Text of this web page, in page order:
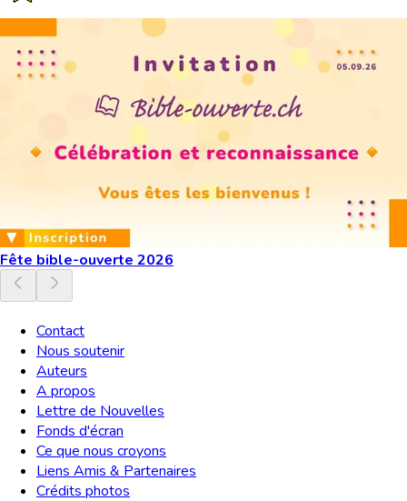
Fête bible-ouverte 2026
Contact
Nous soutenir
Auteurs
A propos
Lettre de Nouvelles
Fonds d'écran
Ce que nous croyons
Liens Amis & Partenaires
Crédits photos